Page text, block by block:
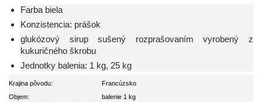
Farba biela
Konzistencia: prášok
glukózový sirup sušený rozprašovaním vyrobený z
kukuričného škrobu
Jednotky balenia: 1 kg, 25 kg
Krajina pôvodu:
Francúzsko
Objem:
balenie 1 kg